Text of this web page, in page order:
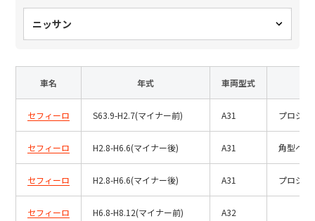
お問い合わせ
製品検索
全て
ニッサン
車名 年式 車両型式
セフィーロ S63.9-H2.7(マイナー前) A31 プロジ
セフィーロ H2.8-H6.6(マイナー後) A31 角型ヘッ
セフィーロ H2.8-H6.6(マイナー後) A31 プロジ
セフィーロ H6.8-H8.12(マイナー前) A32